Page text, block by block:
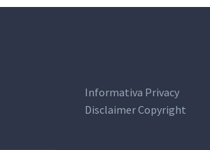
Informativa Privacy
Disclaimer Copyright